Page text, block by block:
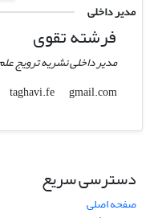
مدیر داخلی
فرشته تقوی
مدیر داخلی نشریه ترویج
taghavi.fe
gmail.com
دسترسی سریع
صفحه اصلی